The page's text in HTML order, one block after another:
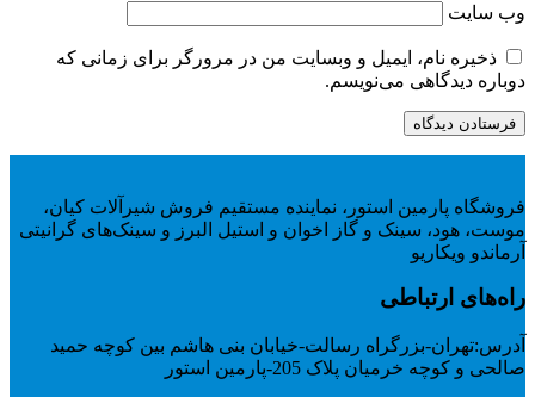
وب‌ سایت
ذخیره نام، ایمیل و وبسایت من در مرورگر برای زمانی که
دوباره دیدگاهی می‌نویسم.
فروشگاه پارمین استور، نماینده مستقیم فروش شیرآلات کیان،
موست، هود، سینک و گاز اخوان و استیل البرز و سینک‌های گرانیتی
آرماندو ویکاریو
راه‌های ارتباطی
آدرس:تهران-بزرگراه رسالت-خیابان بنی هاشم بین کوچه حمید
صالحی و کوچه خرمیان پلاک 205-پارمین استور